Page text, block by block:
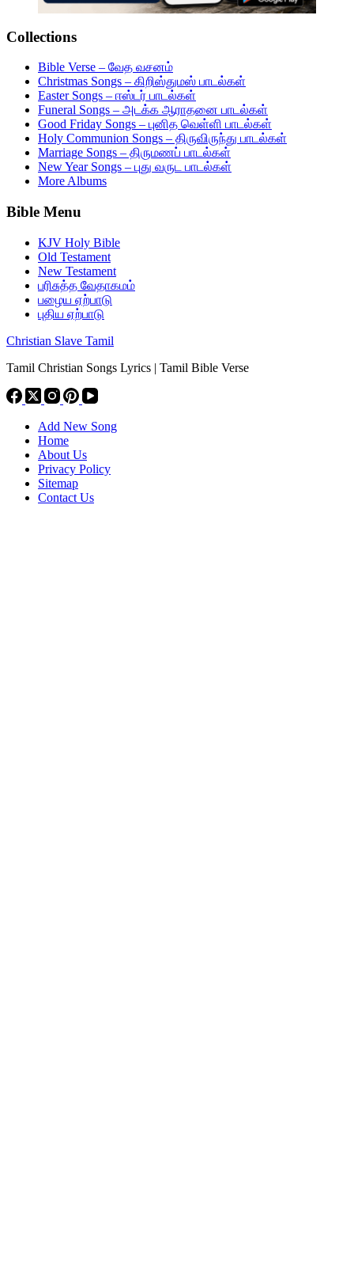
Collections
Bible Verse – வேத வசனம்
Christmas Songs – கிறிஸ்துமஸ் பாடல்கள்
Easter Songs – ஈஸ்டர் பாடல்கள்
Funeral Songs – அடக்க ஆராதனை பாடல்கள்
Good Friday Songs – புனித வெள்ளி பாடல்கள்
Holy Communion Songs – திருவிருந்து பாடல்கள்
Marriage Songs – திருமணப் பாடல்கள்
New Year Songs – புது வருட பாடல்கள்
More Albums
Bible Menu
KJV Holy Bible
Old Testament
New Testament
பரிசுத்த வேதாகமம்
பழைய ஏற்பாடு
புதிய ஏற்பாடு
Christian Slave Tamil
Tamil Christian Songs Lyrics | Tamil Bible Verse
Add New Song
Home
About Us
Privacy Policy
Sitemap
Contact Us